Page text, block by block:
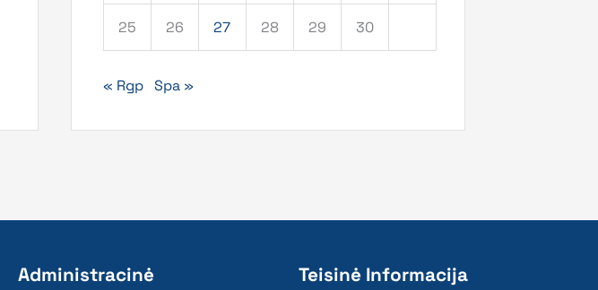
25 26 27 28 29 30
« Rgp Spa »
Administracinė
Teisinė Informacija